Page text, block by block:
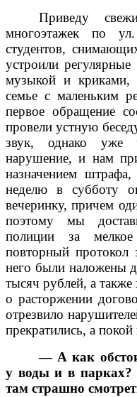
Приведу
многоэтажек по
студентов,
устроили
музыкой и
семье с маленьким
первое обращение
провели устную
звук, однако уже
нарушение, и нам
назначением
неделю в субботу
вечеринку, причем
поэтому мы
полиции за
повторный протокол
него были наложены
тысяч рублей, а
о расторжении
отрезвило
прекратились, а
— А как
у воды и в парках?
там страшно